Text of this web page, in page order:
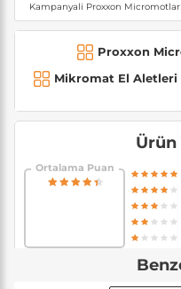
Kampanyali Proxxon Micromotlar
Proxxon
Mikromat El Aletleri
Ürün
Ortalama Puan